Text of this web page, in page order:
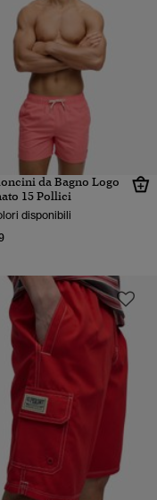
da Bagno Logo
15 Pollici
disponibili